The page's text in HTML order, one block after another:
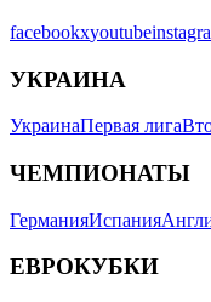
facebookxyoutube
УКРАИНА
УкраинаПервая лига
ЧЕМПИОНАТЫ
ГерманияИспания
ЕВРОКУБКИ